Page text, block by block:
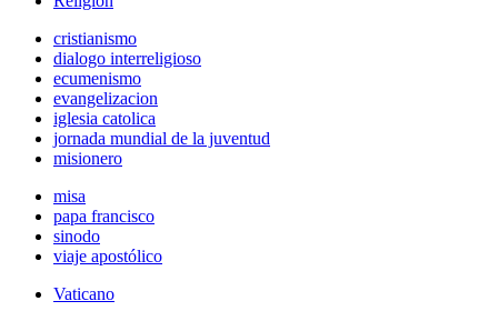
cristianismo
dialogo interreligioso
ecumenismo
evangelizacion
iglesia catolica
jornada mundial de la juventud
misionero
misa
papa francisco
sinodo
viaje apostólico
Vaticano